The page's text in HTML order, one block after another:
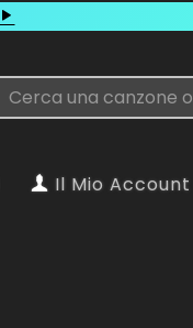
Il Mio Account